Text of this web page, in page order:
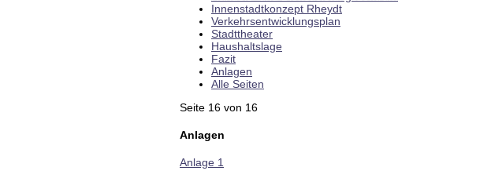
Innenstadtkonzept Rheydt
Verkehrsentwicklungsplan
Stadttheater
Haushaltslage
Fazit
Anlagen
Alle Seiten
Seite 16 von 16
Anlagen
Anlage 1